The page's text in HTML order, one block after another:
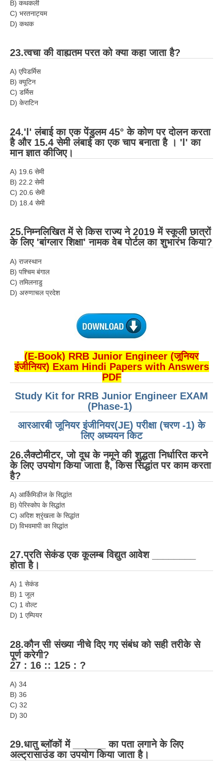
B) कथकली
C) भरतनाट्यम
D) कथक
23.त्वचा की वाह्यतम परत को क्या कहा जाता है?
A) एपिडर्मिस
B) क्यूटिन
C) डर्मिस
D) केराटिन
24.'l' लंबाई का एक पेंडुलम 45° के कोण पर दोलन करता
है और 15.4 सेमी लंबाई का एक चाप बनाता है । 'l' का
मान ज्ञात कीजिए।
A) 19.6 सेमी
B) 22.2 सेमी
C) 20.6 सेमी
D) 18.4 सेमी
25.निम्नलिखित में से किस राज्य ने 2019 में स्कूली छात्रों
के लिए 'बांग्लार शिक्षा' नामक वेब पोर्टल का शुभारंभ किया?
A) राजस्थान
B) पश्चिम बंगाल
C) तमिलनाडु
D) अरुणाचल प्रदेश
(E-Book) RRB Junior Engineer (जूनियर
इंजीनियर) Exam Hindi Papers with Answers
PDF
Study Kit for RRB Junior Engineer EXAM
(Phase-1)
आरआरबी जूनियर इंजीनियर(JE) परीक्षा (चरण -1) के
लिए अध्ययन किट
26.लैक्टोमीटर, जो दूध के नमूने की शुद्धता निर्धारित करने
के लिए उपयोग किया जाता है, किस सिद्धांत पर काम करता
है?
A) आर्किमिडीज के सिद्धांत
B) पेरिस्कोप के सिद्धांत
C) अदिश श्रृंखला के सिद्धांत
D) विभवमापी का सिद्धांत
27.प्रति सेकंड एक कूलम्ब विद्युत आवेश ________
होता है।
A) 1 सेकंड
B) 1 जूल
C) 1 वोल्ट
D) 1 एम्पियर
28.कौन सी संख्या नीचे दिए गए संबंध को सही तरीके से
पूर्ण करेगी?
27 : 16 :: 125 : ?
A) 34
B) 36
C) 32
D) 30
29.धातु ब्लॉकों में ______ का पता लगाने के लिए
अल्ट्रासाउंड का उपयोग किया जाता है।